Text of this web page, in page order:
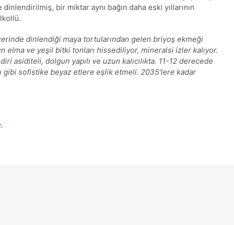
bir miktar aynı bağın daha eski yıllarının
dinlendiği maya tortularından gelen briyoş ekmeği
elma ve yeşil bitki tonları hissediliyor, mineralsi izler kalıyor.
asiditeli, dolgun yapılı ve uzun kalıcılıkta. 11-12 derecede
gibi sofistike beyaz etlere eşlik etmeli. 2035’lere kadar